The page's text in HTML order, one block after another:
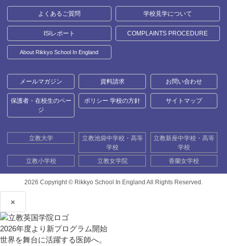
よくあるご質問 学校見学について
ISIレポート COMPLAINTS PROCEDURE
About Rikkyo School In England
メールマガジン 資料請求 お問い合わせ
保護者・在校生のペー
ジ
ポリシー 学校の方針 サイトマップ
立教大学
立教池袋中学校・高等
学校
立教新座中学校・高等
学校
立教小学校
立教女学院 香蘭女学校
2026 Copyright © Rikkyo School In England All Rights Reserved.
×
2026年度より新プログラム開始
世界を舞台に活躍する医師へ。